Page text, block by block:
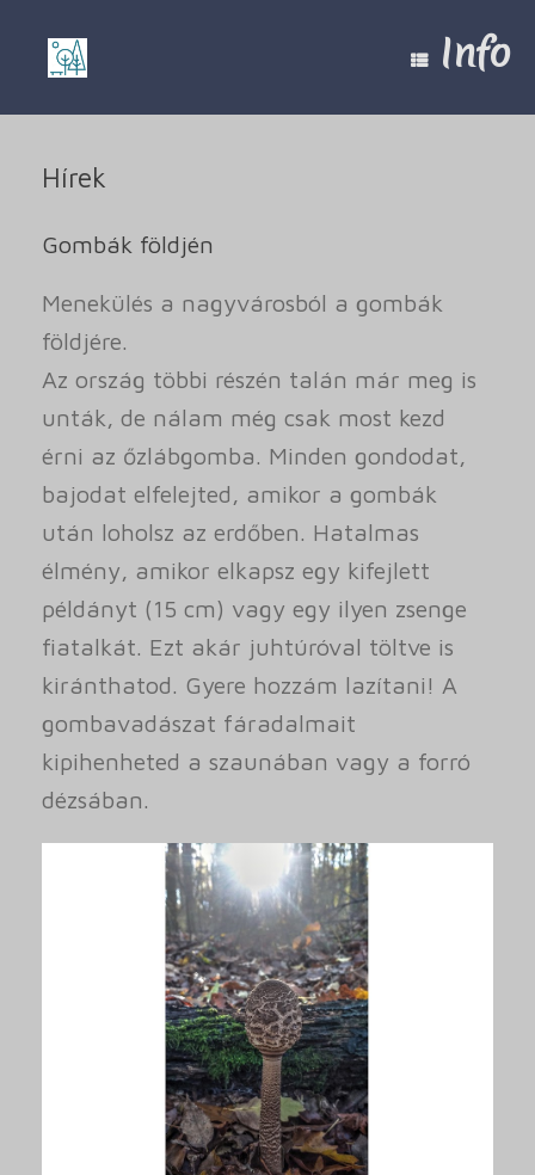
Info
Hírek
Gombák földjén
Menekülés a nagyvárosból a gombák
földjére.
Az ország többi részén talán már meg is
unták, de nálam még csak most kezd
érni az őzlábgomba. Minden gondodat,
bajodat elfelejted, amikor a gombák
után loholsz az erdőben. Hatalmas
élmény, amikor elkapsz egy kifejlett
példányt (15 cm) vagy egy ilyen zsenge
fiatalkát. Ezt akár juhtúróval töltve is
kiránthatod. Gyere hozzám lazítani! A
gombavadászat fáradalmait
kipihenheted a szaunában vagy a forró
dézsában.